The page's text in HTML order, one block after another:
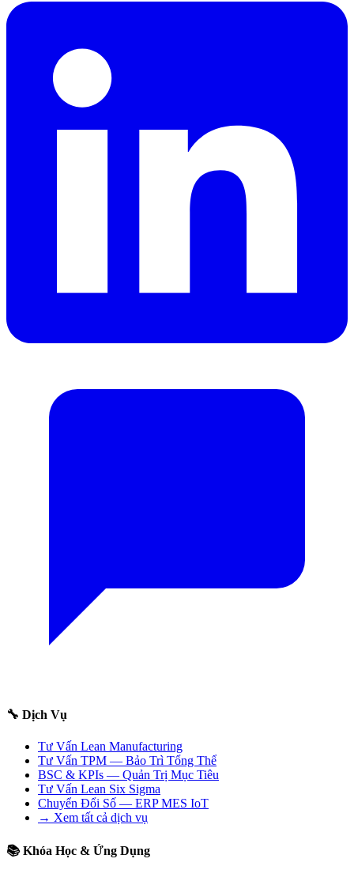
🔧 Dịch Vụ
Tư Vấn Lean Manufacturing
Tư Vấn TPM — Bảo Trì Tổng Thể
BSC & KPIs — Quản Trị Mục Tiêu
Tư Vấn Lean Six Sigma
Chuyển Đổi Số — ERP MES IoT
→ Xem tất cả dịch vụ
📚 Khóa Học & Ứng Dụng